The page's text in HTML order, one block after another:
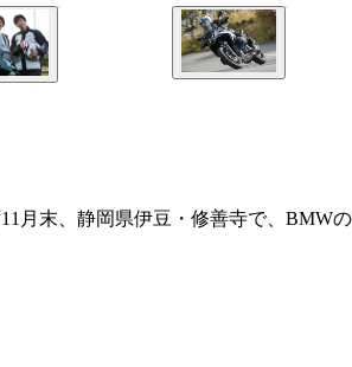
月末、静岡県伊豆・修善寺で、BMWの